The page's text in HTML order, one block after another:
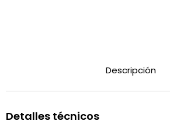
Descripción
Detalles técnicos